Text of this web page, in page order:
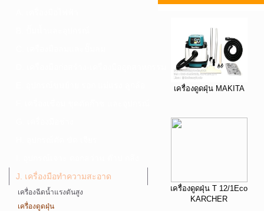
J. เครื่องมือทำความสะอาด
เครื่องฉีดน้ำแรงดันสูง
เครื่องดูดฝุ่น
เครื่องดูดฝุ่น MAKITA
เครื่องดูดฝุ่น T 12/1Eco
KARCHER